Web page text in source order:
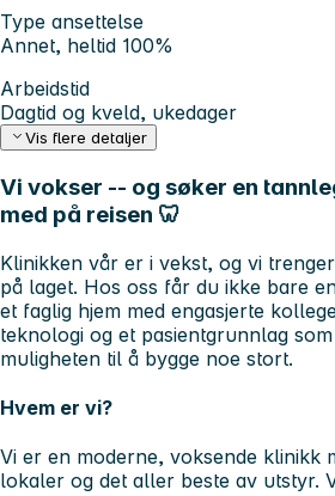
Type ansettelse
Annet, heltid 100%
Arbeidstid
Dagtid og kveld, ukedager
Vis flere detaljer
Vi vokser -- og søker en
med på reisen 🦷
Klinikken vår er i vekst, og vi
på laget. Hos oss får du ikke bare
et faglig hjem med engasjerte
teknologi og et pasientgrunnlag
muligheten til å bygge noe stort.
Hvem er vi?
Vi er en moderne, voksende klinikk
lokaler og det aller beste av utstyr.